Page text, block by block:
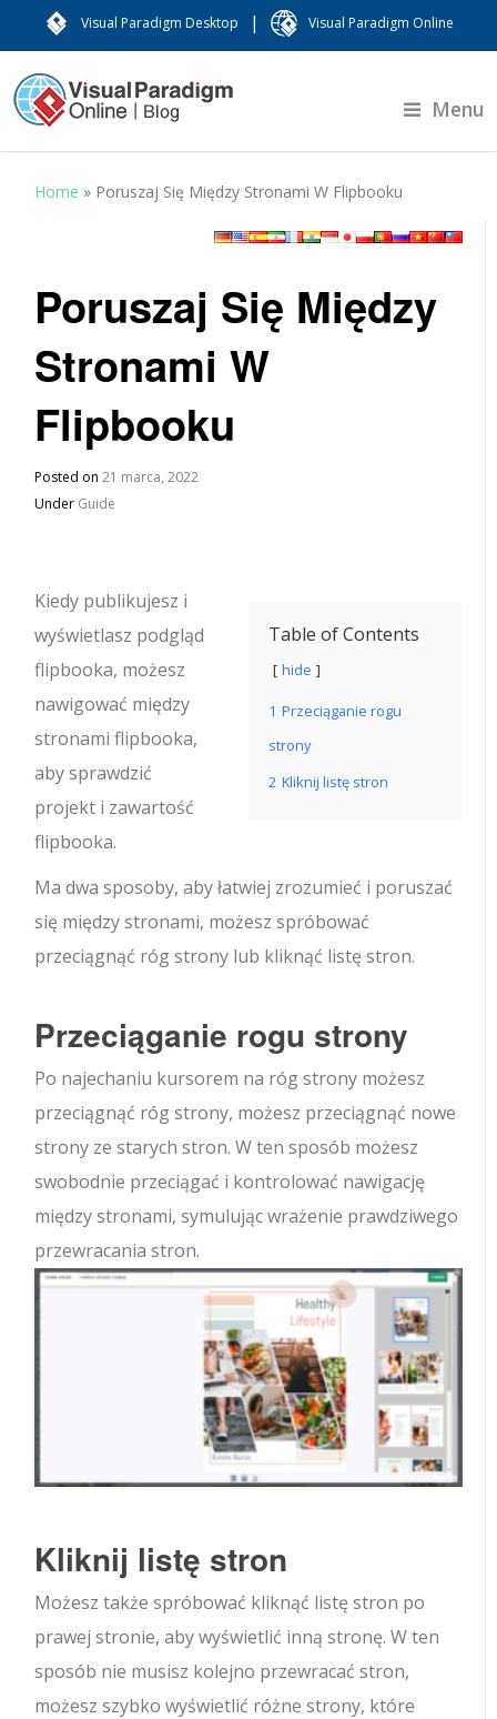
Visual Paradigm Desktop | Visual Paradigm Online
Menu
Home » Poruszaj Się Między Stronami W Flipbooku
Poruszaj Się Między
Stronami W
Flipbooku
Posted on21 marca, 2022
Under Guide
Table of Contents
hide
1 Przeciąganie rogu
strony
2 Kliknij listę stron
Kiedy publikujesz i
wyświetlasz podgląd
flipbooka, możesz
nawigować między
stronami flipbooka,
aby sprawdzić
projekt i zawartość
flipbooka.
Ma dwa sposoby, aby łatwiej zrozumieć i poruszać
się między stronami, możesz spróbować
przeciągnąć róg strony lub kliknąć listę stron.
Przeciąganie rogu strony
Po najechaniu kursorem na róg strony możesz
przeciągnąć róg strony, możesz przeciągnąć nowe
strony ze starych stron. W ten sposób możesz
swobodnie przeciągać i kontrolować nawigację
między stronami, symulując wrażenie prawdziwego
przewracania stron.
Kliknij listę stron
Możesz także spróbować kliknąć listę stron po
prawej stronie, aby wyświetlić inną stronę. W ten
sposób nie musisz kolejno przewracać stron,
możesz szybko wyświetlić różne strony, które